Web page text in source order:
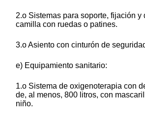
2.o Sistemas para soporte, fijación y
camilla con ruedas o patines.
3.o Asiento con cinturón de
e) Equipamiento sanitario:
1.o Sistema de oxigenoterapia con
de, al menos, 800 litros, con
niño.